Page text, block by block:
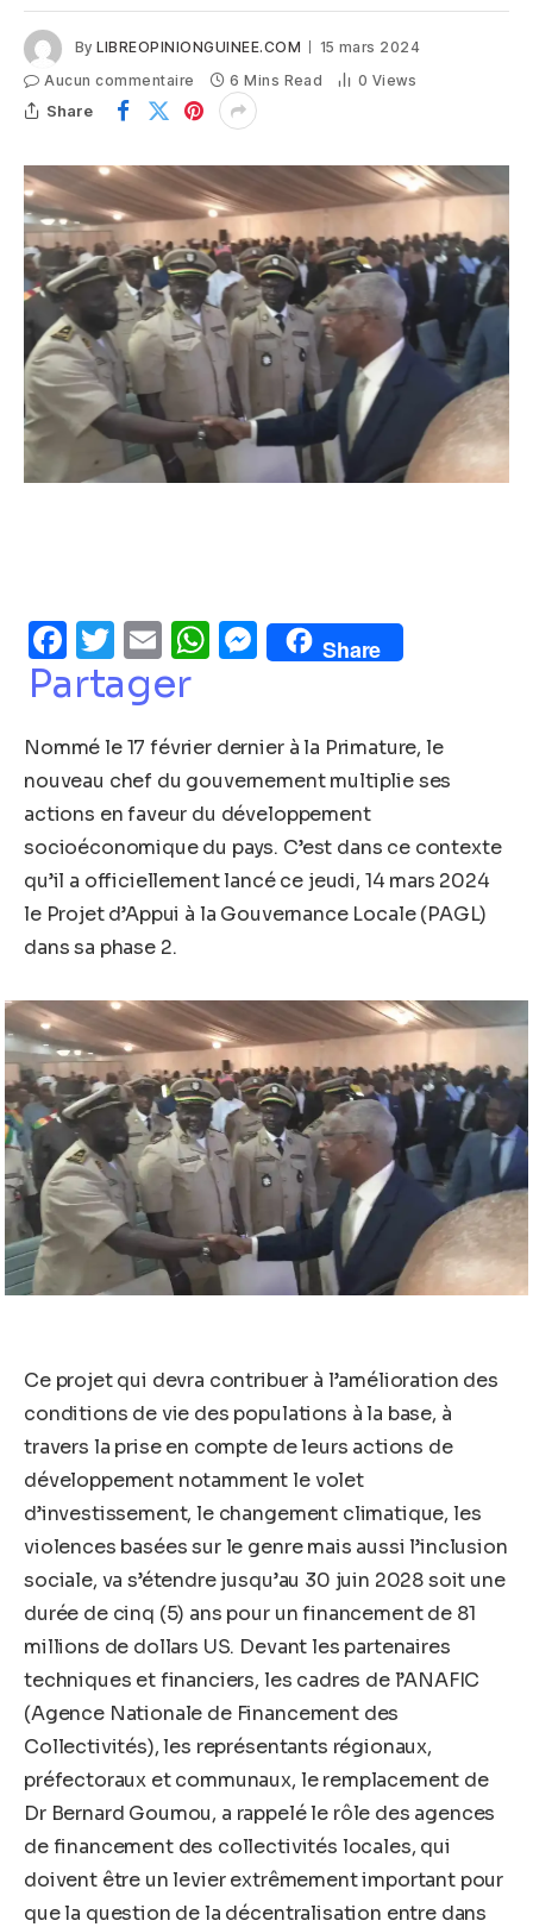
By LIBREOPINIONGUINEE.COM
15 mars 2024
Aucun commentaire
6 Mins Read 0 Views
Share
Facebook
Twitter
EmailWhatsApp
Messenger
Share
Partager
Nommé le 17 février dernier à la Primature, le
nouveau chef du gouvernement multiplie ses
actions en faveur du développement
socioéconomique du pays. C’est dans ce contexte
qu’il a officiellement lancé ce jeudi, 14 mars 2024
le Projet d’Appui à la Gouvernance Locale (PAGL)
dans sa phase 2.
Ce projet qui devra contribuer à l’amélioration des
conditions de vie des populations à la base, à
travers la prise en compte de leurs actions de
développement notamment le volet
d’investissement, le changement climatique, les
violences basées sur le genre mais aussi l’inclusion
sociale, va s’étendre jusqu’au 30 juin 2028 soit une
durée de cinq (5) ans pour un financement de 81
millions de dollars US. Devant les partenaires
techniques et financiers, les cadres de l’ANAFIC
(Agence Nationale de Financement des
Collectivités), les représentants régionaux,
préfectoraux et communaux, le remplacement de
Dr Bernard Goumou, a rappelé le rôle des agences
de financement des collectivités locales, qui
doivent être un levier extrêmement important pour
que la question de la décentralisation entre dans